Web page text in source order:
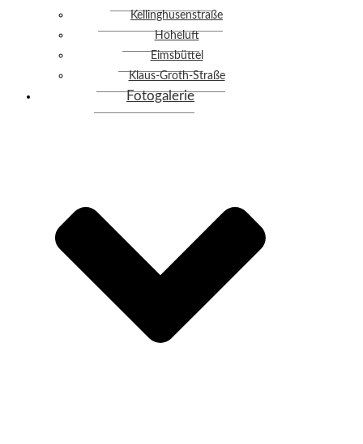
Kellinghusenstraße
Hoheluft
Eimsbüttel
Klaus-Groth-Straße
Fotogalerie